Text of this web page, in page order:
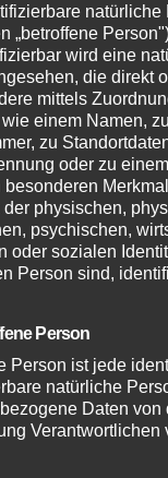
schuetzen-
vor-betrug/
werbeanrufe-
natürliche
„betroffene
wird eine
die direkt
mittels
einem Namen,
zu
oder zu
besonderen
physischen,
psychischen,
oder sozialen
Person sind,
Person
Person ist jede
natürliche
Daten von
Verantwortlichen